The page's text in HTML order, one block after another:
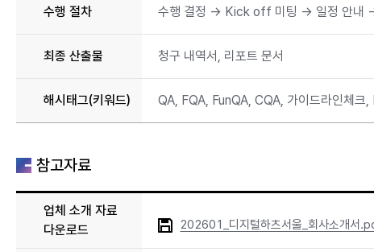
수행 절차 수행 결정 → Kick off 미팅 → 일정 안내
최종 산출물 청구 내역서, 리포트 문서
해시태그(키워드) QA, FQA, FunQA, CQA, 가이드라인체크,
참고자료
업체 소개 자료
다운로드
202601_디지털하츠서울_회사소개서